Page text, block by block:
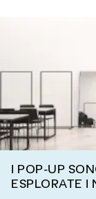
I POP-UP
ESPLORATE I